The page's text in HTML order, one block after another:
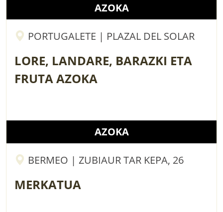
AZOKA
PORTUGALETE | PLAZAL DEL SOLAR
LORE, LANDARE, BARAZKI ETA
FRUTA AZOKA
AZOKA
BERMEO | ZUBIAUR TAR KEPA, 26
MERKATUA